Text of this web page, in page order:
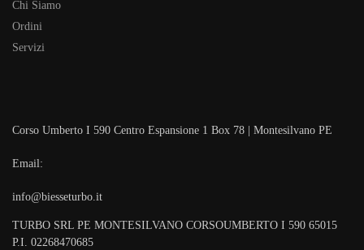
Chi Siamo
Ordini
Servizi
Corso Umberto I 590 Centro Espansione 1 Box 78 | Montesilvano PE
Email:
info@biesseturbo.it
TURBO SRL PE MONTESILVANO CORSOUMBERTO I 590 65015
P.I. 02268470685